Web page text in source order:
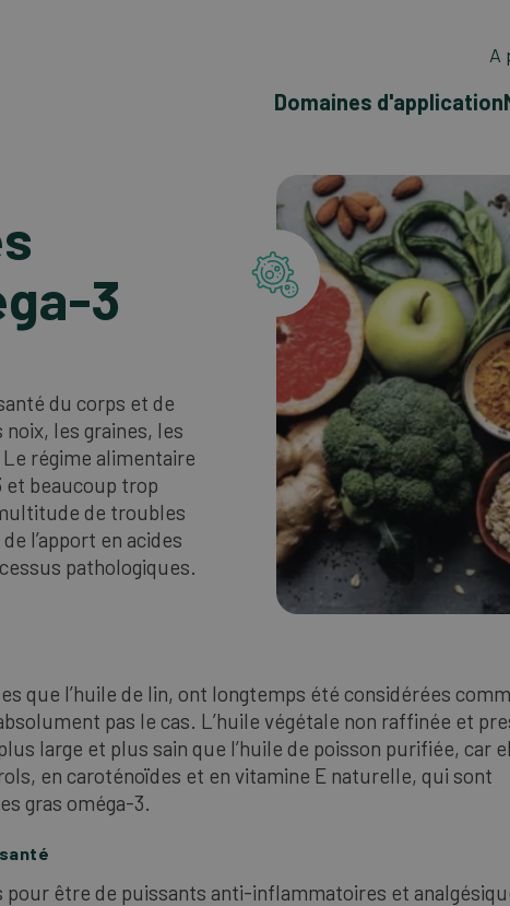
A
Domaines d'application
3
du corps et de
les graines, les
régime alimentaire
et beaucoup trop
de troubles
l’apport en acides
pathologiques.
que l’huile de lin, ont longtemps été considérées
pas le cas. L’huile végétale non raffinée et
large et plus sain que l’huile de poisson purifiée, car
en caroténoïdes et en vitamine E naturelle, qui sont
gras oméga-3.
être de puissants anti-inflammatoires et